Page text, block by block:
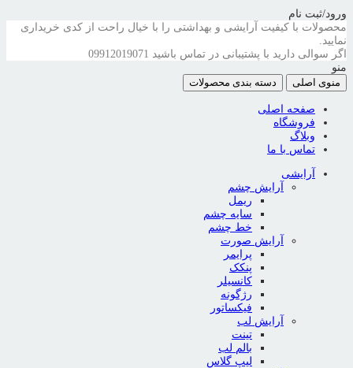
ورود/ثبت نام
محصولات با کیفیت آرایشی و بهداشتی را با خیال راحت از کدی خریداری
نمایید.
اگر سوالی دارید با پشتیبانی در تماس باشید 09912019071
منو
منوی اصلی
دسته بندی محصولات
صفحه اصلی
فروشگاه
وبلاگ
تماس با ما
آرایشی
آرایش چشم
ریمل
سایه چشم
خط چشم
آرایش صورت
پرایمر
پنکک
کانسیلر
رژگونه
فیکساتور
آرایش لب
تینت
بالم لب
لیپ گلاس